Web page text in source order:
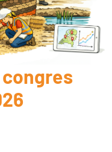
congres